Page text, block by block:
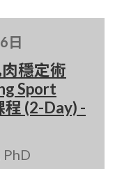
日
穩定術
Sport
(2-Day) -
PhD